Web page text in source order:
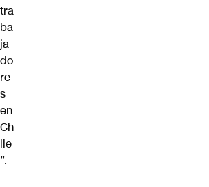
tra
ba
ja
do
re
s
en
Ch
ile
”.